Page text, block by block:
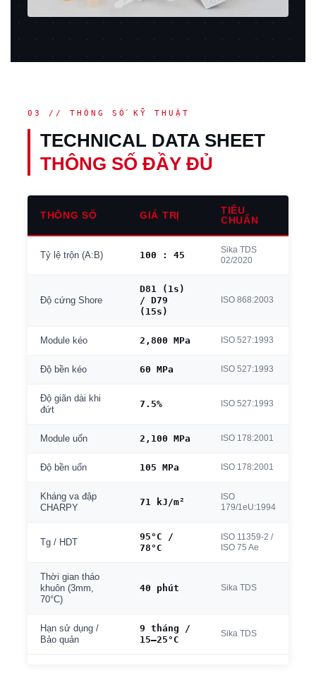
03 // THÔNG SỐ KỸ THUẬT
TECHNICAL DATA SHEET
THÔNG SỐ ĐẦY ĐỦ
THÔNG SỐ GIÁ TRỊ
TIÊU
CHUẨN
Tỷ lệ trộn (A:B) 100 : 45
Sika TDS
02/2020
Độ cứng Shore
D81 (1s)
/ D79
(15s)
ISO 868:2003
Module kéo 2,800 MPa ISO 527:1993
Độ bền kéo 60 MPa ISO 527:1993
Độ giãn dài khi
đứt
7.5% ISO 527:1993
Module uốn 2,100 MPa ISO 178:2001
Độ bền uốn 105 MPa ISO 178:2001
Kháng va đập
CHARPY
71 kJ/m²
ISO
179/1eU:1994
Tg / HDT
95°C /
78°C
ISO 11359-2 /
ISO 75 Ae
Thời gian tháo
khuôn (3mm,
70°C)
40 phút Sika TDS
Hạn sử dụng /
Bảo quản
9 tháng /
15–25°C
Sika TDS